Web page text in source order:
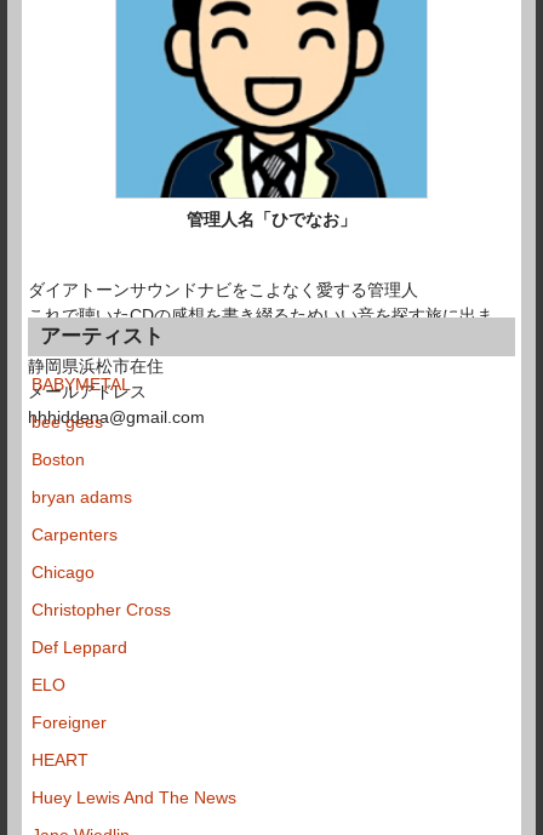
管理人名「ひでなお」
ダイアトーンサウンドナビをこよなく愛する管理人
これで聴いたCDの感想を書き綴るためいい音を探す旅に出ま
す。
静岡県浜松市在住
メールアドレス
hhhiddena@gmail.com
アーティスト
BABYMETAL
bee gees
Boston
bryan adams
Carpenters
Chicago
Christopher Cross
Def Leppard
ELO
Foreigner
HEART
Huey Lewis And The News